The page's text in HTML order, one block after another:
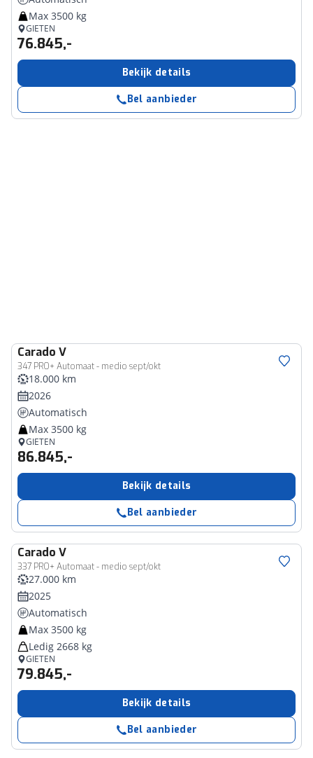
Max 3500 kg
GIETEN
76.845,-
Bekijk details
Bel aanbieder
Carado V
347 PRO+ Automaat - medio sept/okt
18.000 km
2026
Automatisch
Max 3500 kg
GIETEN
86.845,-
Bekijk details
Bel aanbieder
Carado V
337 PRO+ Automaat - medio sept/okt
27.000 km
2025
Automatisch
Max 3500 kg
Ledig 2668 kg
GIETEN
79.845,-
Bekijk details
Bel aanbieder